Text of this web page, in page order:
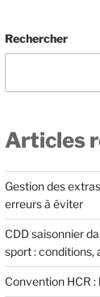
Rechercher
Articles
Gestion des
erreurs à éviter
CDD saisonnier
sport : conditions,
Convention HCR